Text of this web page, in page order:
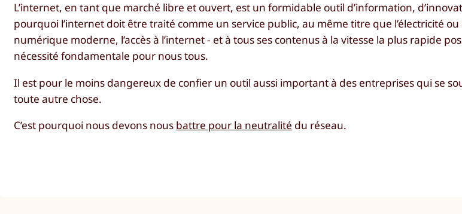
L’internet, en tant que marché libre et ouvert, est un formidable outil d’information,
pourquoi l’internet doit être traité comme un service public, au même titre que l’électricité ou
numérique moderne, l’accès à l’internet - et à tous ses contenus à la vitesse la plus rapide
nécessité fondamentale pour nous tous.
Il est pour le moins dangereux de confier un outil aussi important à des entreprises qui se
toute autre chose.
C’est pourquoi nous devons nous battre pour la neutralité du réseau.